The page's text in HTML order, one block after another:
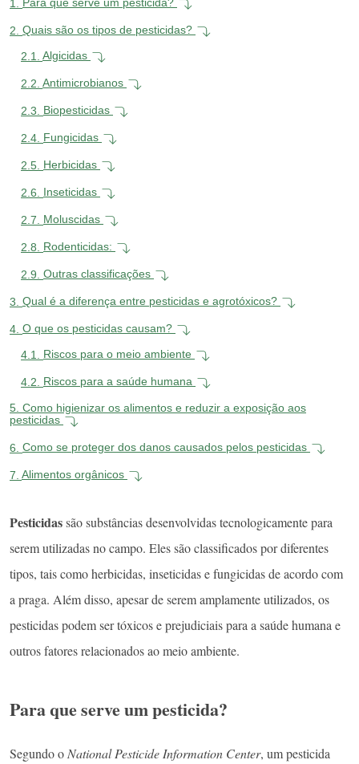
1. Para que serve um pesticida?
2. Quais são os tipos de pesticidas?
2.1.
Algicidas
2.2. Antimicrobianos
2.3. Biopesticidas
2.4. Fungicidas
2.5. Herbicidas
2.6. Inseticidas
2.7. Moluscidas
2.8. Rodenticidas:
2.9. Outras classificações
3. Qual é a diferença entre pesticidas e agrotóxicos?
4. O que os pesticidas causam?
4.1.
Riscos para o meio ambiente
4.2. Riscos para a saúde humana
5. Como higienizar os alimentos e reduzir a exposição aos
pesticidas
6. Como se proteger dos danos causados pelos pesticidas
7. Alimentos orgânicos
Pesticidassão substâncias desenvolvidas tecnologicamente para
serem utilizadas no campo. Eles são classificados por diferentes
tipos, tais como herbicidas, inseticidas e fungicidas de acordo com
a praga. Além disso, apesar de serem amplamente utilizados, os
pesticidas podem ser tóxicos e prejudiciais para a saúde humana e
outros fatores relacionados ao meio ambiente.
Para que serve um pesticida?
Segundo o National Pesticide Information Center, um pesticida